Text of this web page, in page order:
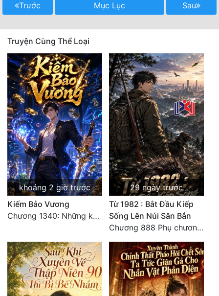
Phong Thủy - Tâm Linh
Phản Phái
Quan Trường
Quân Sự
Sảng Văn
Sắc
Sủng
Thanh Xuân
Tiên Hiệp
Tiểu Thuyết
Triều Đấu
Trùng Sinh
Trọng Sinh
Trước Mục Lục Sau
Truyện Cùng Thể Loại
khoảng 2 giờ trước
Kiếm Bảo Vương
Chương 1340: Những kẻ cướp có cánh
29 ngày trước
Từ 1982 : Bắt Đầu Kiếp
Sống Lên Núi Săn Bắn
Chương 888 Phụ chương - Bạch Ngọc